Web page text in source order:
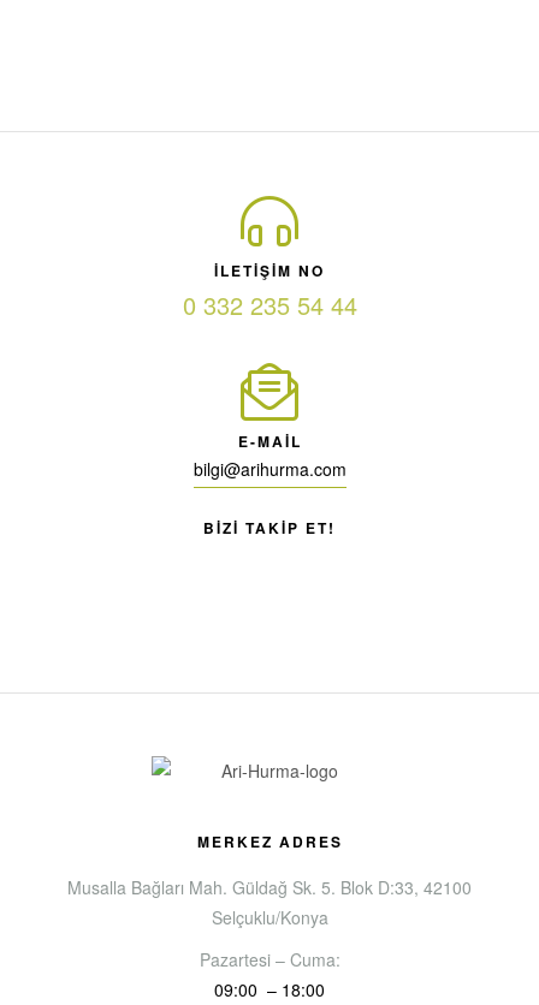
ILETIŞIM NO
0 332 235 54 44
E-MAIL
bilgi@arihurma.com
BIZI TAKIP ET!
MERKEZ ADRES
Musalla Bağları Mah. Güldağ Sk. 5. Blok D:33, 42100
Selçuklu/Konya
Pazartesi – Cuma:
09:00 – 18:00